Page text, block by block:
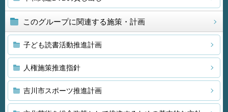
このグループに関連する施策・計画
子ども読書活動推進計画
人権施策推進指針
吉川市スポーツ推進計画